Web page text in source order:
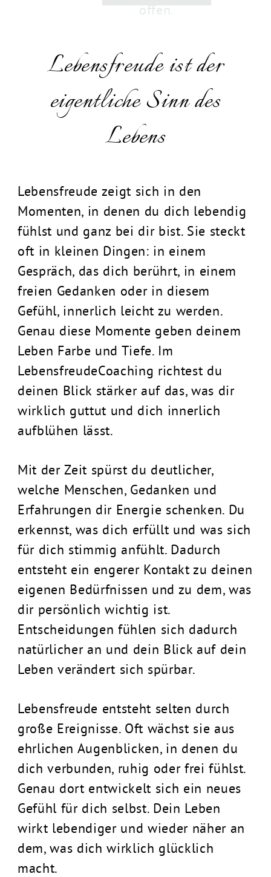
Lebensfreude ist der
eigentliche Sinn des
Lebens
Lebensfreude zeigt sich in den
Momenten, in denen du dich lebendig
fühlst und ganz bei dir bist. Sie steckt
oft in kleinen Dingen: in einem
Gespräch, das dich berührt, in einem
freien Gedanken oder in diesem
Gefühl, innerlich leicht zu werden.
Genau diese Momente geben deinem
Leben Farbe und Tiefe. Im
LebensfreudeCoaching richtest du
deinen Blick stärker auf das, was dir
wirklich guttut und dich innerlich
aufblühen lässt.
Mit der Zeit spürst du deutlicher,
welche Menschen, Gedanken und
Erfahrungen dir Energie schenken. Du
erkennst, was dich erfüllt und was sich
für dich stimmig anfühlt. Dadurch
entsteht ein engerer Kontakt zu deinen
eigenen Bedürfnissen und zu dem, was
dir persönlich wichtig ist.
Entscheidungen fühlen sich dadurch
natürlicher an und dein Blick auf dein
Leben verändert sich spürbar.
Lebensfreude entsteht selten durch
große Ereignisse. Oft wächst sie aus
ehrlichen Augenblicken, in denen du
dich verbunden, ruhig oder frei fühlst.
Genau dort entwickelt sich ein neues
Gefühl für dich selbst. Dein Leben
wirkt lebendiger und wieder näher an
dem, was dich wirklich glücklich
macht.